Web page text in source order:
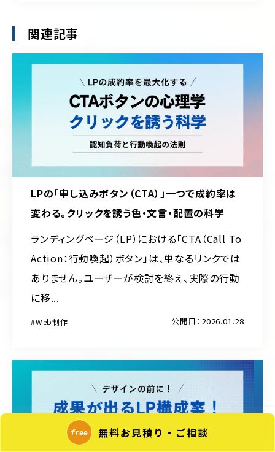
無料お見積り・ご相談
関連記事
LPの「申し込みボタン（CTA）」一つで成約率は
変わる。クリックを誘う色・文言・配置の科学
ランディングページ（LP）における「CTA（Call To
Action：行動喚起）ボタン」は、単なるリンクでは
ありません。ユーザーが検討を終え、実際の行動
に移...
Web制作 公開日：2026.01.28